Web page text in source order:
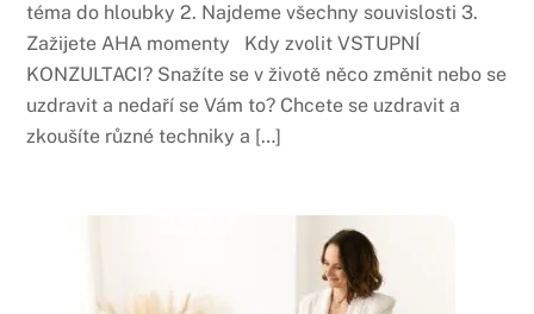
téma do hloubky 2. Najdeme všechny souvislosti 3.
Zažijete AHA momenty Kdy zvolit VSTUPNÍ
KONZULTACI? Snažíte se v životě něco změnit nebo se
uzdravit a nedaří se Vám to? Chcete se uzdravit a
zkoušíte různé techniky a […]